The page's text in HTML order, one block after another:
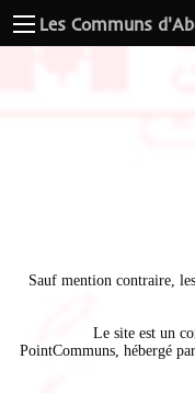
Les Communs
Sauf mention contraire,
Le site est un
PointCommuns , hébergé